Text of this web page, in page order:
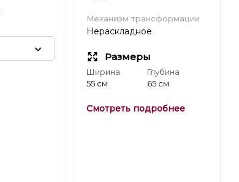
Механизм трансформации
Нераскладное
Размеры
Ширина
55 см
Глубина
65 см
Смотреть подробнее